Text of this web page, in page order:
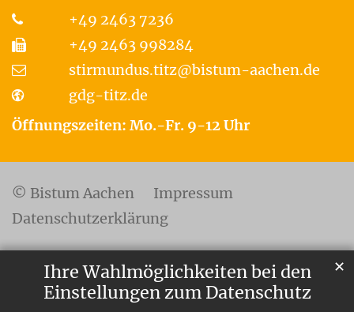
Ihre Wahlmöglichkeiten bei den
Einstellungen zum Datenschutz
✕
+49 2463 7236
+49 2463 998284
stirmundus.titz@bistum-aachen.de
gdg-titz.de
Öffnungszeiten: Mo.-Fr. 9-12 Uhr
© Bistum Aachen
Impressum
Datenschutzerklärung